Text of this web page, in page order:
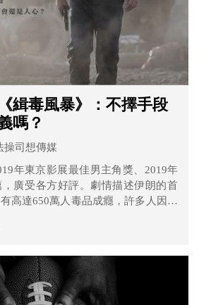
緝毒風暴》：不擇手段
嗎？
操司想傳媒
年東京影展最佳男主角獎、2019年
廣受各方好評。劇情描述伊朗的首
高達650萬人毒品成癮，許多人因為
循線追查，但沒想到當他埋頭苦幹